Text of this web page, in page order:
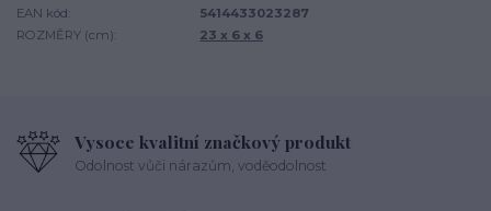
EAN kód:
5414433023287
ROZMĚRY (cm):
23 x 6 x 6
Vysoce kvalitní značkový produkt
Odolnost vůči nárazům, voděodolnost